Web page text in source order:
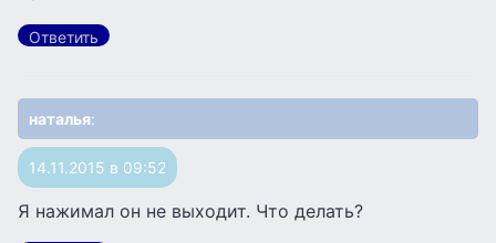
Ответить
наталья:
14.11.2015 в 09:52
Я нажимал он не выходит. Что делать?